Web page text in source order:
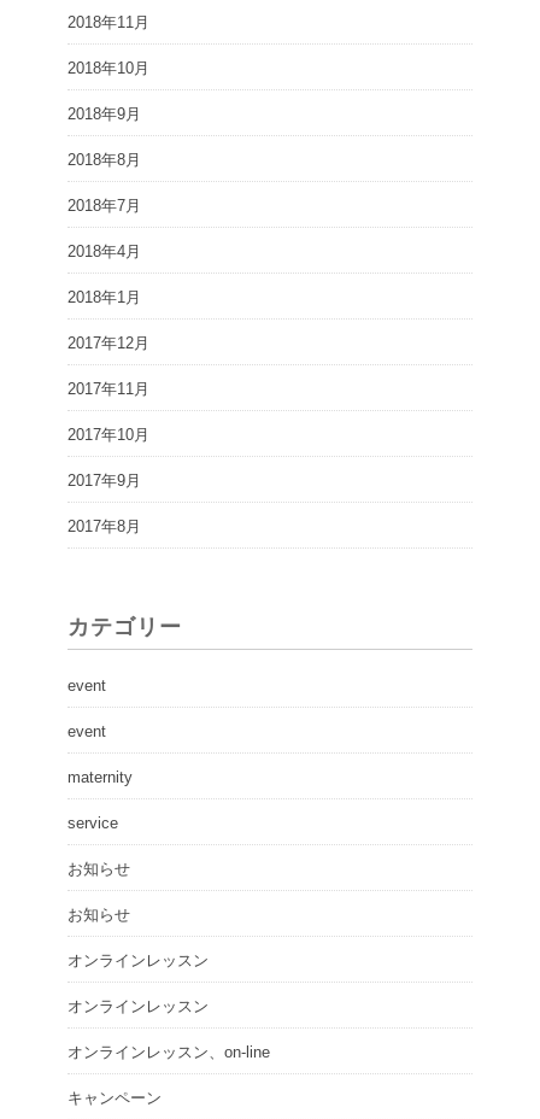
2018年11月
2018年10月
2018年9月
2018年8月
2018年7月
2018年4月
2018年1月
2017年12月
2017年11月
2017年10月
2017年9月
2017年8月
カテゴリー
event
event
maternity
service
お知らせ
お知らせ
オンラインレッスン
オンラインレッスン
オンラインレッスン、on-line
キャンペーン